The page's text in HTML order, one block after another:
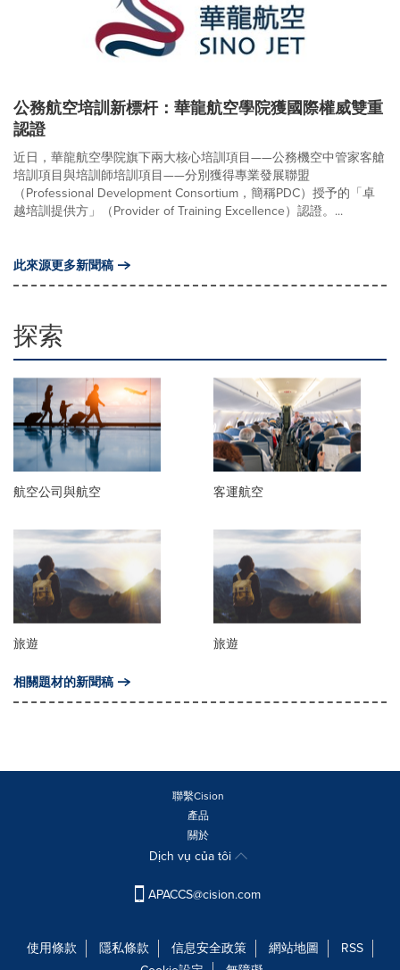
公務航空培訓新標杆：華龍航空學院獲國際權威雙重
認證
近日，華龍航空學院旗下兩大核心培訓項目——公務機空中管家客艙
培訓項目與培訓師培訓項目——分別獲得專業發展聯盟
（Professional Development Consortium，簡稱PDC）授予的「卓
越培訓提供方」（Provider of Training Excellence）認證。...
此來源更多新聞稿
探索
航空公司與航空 客運航空
旅遊 旅遊
相關題材的新聞稿
聯繫Cision
產品
關於
Dịch vụ của tôi
APACCS@cision.com
使用條款 隱私條款 信息安全政策 網站地圖
RSS